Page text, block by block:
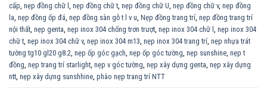
cấp nẹp đồng chữ l nẹp đồng chữ t nẹp đồng chữ U nẹp đồng chữ v, nẹp đồng
la nẹp đồng ốp đá nẹp đồng sàn gỗ t l v u Nẹp đồng trang trí nẹp đồng trang trí
nội thất nẹp genta nẹp inox 304 chống trơn trượt nẹp inox 304 chữ l
nẹp inox 304
chữ t nẹp inox 304 chữ v, nẹp inox 304 m13 nẹp inox 304 trang trí nẹp nhựa trát
tường tg10 gl20 g8.2 nẹp ốp góc gạch nẹp ốp góc tường nẹp sunshine nẹp t
đồng nẹp trang trí starlight nẹp v góc tường nẹp xây dựng genta nẹp xây dựng
ntt nẹp xây dựng sunshhine phào nẹp trang trí NTT